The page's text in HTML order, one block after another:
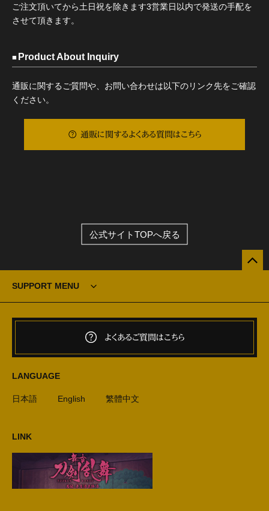
ご注文頂いてから土日祝を除きます3営業日以内で発送の手配を
させて頂きます。
Product About Inquiry
通販に関するご質問や、お問い合わせは以下のリンク先をご確認
ください。
通販に関するよくある質問はこちら
公式サイトTOPへ戻る
SUPPORT MENU
よくあるご質問はこちら
LANGUAGE
日本語 English 繁體中文
LINK